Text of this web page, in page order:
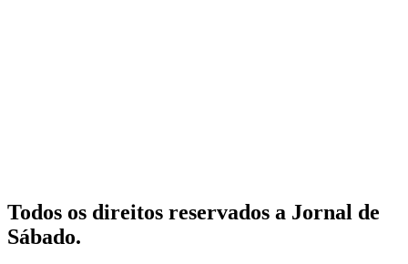
Todos os direitos reservados a Jornal de
Sábado.